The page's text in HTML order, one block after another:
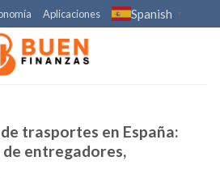
Aplicaciones Spanish ▼
trasportes en España:
entregadores,